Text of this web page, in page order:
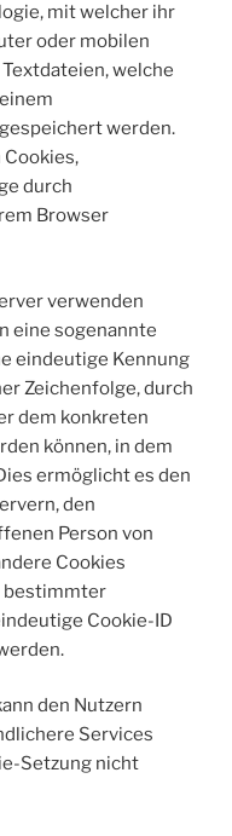
mit welcher ihr
oder mobilen
welche
werden.
Cookies,
durch
Browser
verwenden
eine sogenannte
eindeutige Kennung
Zeichenfolge, durch
dem konkreten
können, in dem
ermöglicht es den
den
Person von
Cookies
bestimmter
Cookie-ID
den Nutzern
Services
Setzung nicht